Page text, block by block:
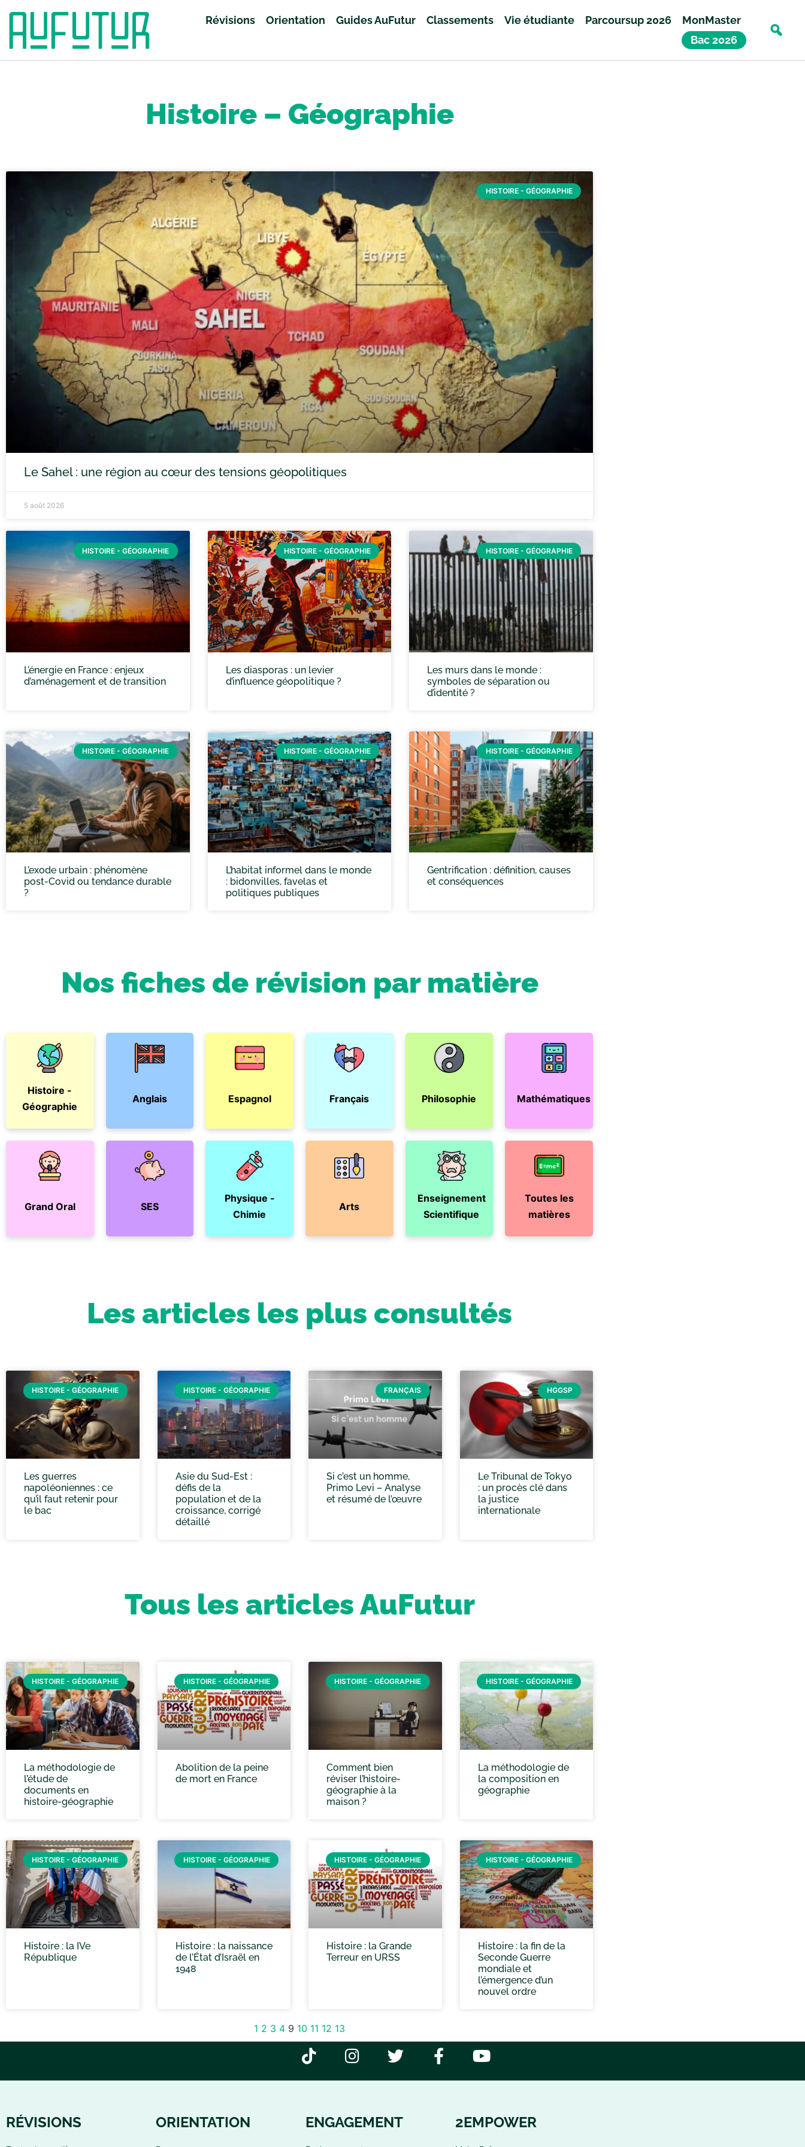
Révisions Orientation Guides AuFutur Classements Vie étudiante Parcoursup 2026
MonMaster
Bac 2026
Histoire – Géographie
HISTOIRE - GÉOGRAPHIE
Le Sahel : une région au cœur des tensions géopolitiques
5 août 2026
HISTOIRE - GÉOGRAPHIE
L’énergie en France : enjeux
d’aménagement et de transition
HISTOIRE - GÉOGRAPHIE
Les diasporas : un levier
d’influence géopolitique ?
HISTOIRE - GÉOGRAPHIE
Les murs dans le monde :
symboles de séparation ou
d’identité ?
HISTOIRE - GÉOGRAPHIE
L’exode urbain : phénomène
post-Covid ou tendance durable
?
HISTOIRE - GÉOGRAPHIE
L’habitat informel dans le monde
: bidonvilles, favelas et
politiques publiques
HISTOIRE - GÉOGRAPHIE
Gentrification : définition, causes
et conséquences
Nos fiches de révision par matière
Histoire -
Géographie
Anglais Espagnol Français Philosophie Mathématiques
Grand Oral SES
Physique -
Chimie
Arts
Enseignement
Scientifique
Toutes les
matières
Les articles les plus consultés
HISTOIRE - GÉOGRAPHIE
Les guerres
napoléoniennes : ce
qu’il faut retenir pour
le bac
HISTOIRE - GÉOGRAPHIE
Asie du Sud-Est :
défis de la
population et de la
croissance, corrigé
détaillé
FRANÇAIS
Si c’est un homme,
Primo Levi – Analyse
et résumé de l’œuvre
HGGSP
Le Tribunal de Tokyo
: un procès clé dans
la justice
internationale
Tous les articles AuFutur
HISTOIRE - GÉOGRAPHIE
La méthodologie de
l’étude de
documents en
histoire-géographie
HISTOIRE - GÉOGRAPHIE
Abolition de la peine
de mort en France
HISTOIRE - GÉOGRAPHIE
Comment bien
réviser l’histoire-
géographie à la
maison ?
HISTOIRE - GÉOGRAPHIE
La méthodologie de
la composition en
géographie
HISTOIRE - GÉOGRAPHIE
Histoire : la IVe
République
HISTOIRE - GÉOGRAPHIE
Histoire : la naissance
de l’État d’Israël en
1948
HISTOIRE - GÉOGRAPHIE
Histoire : la Grande
Terreur en URSS
HISTOIRE - GÉOGRAPHIE
Histoire : la fin de la
Seconde Guerre
mondiale et
l’émergence d’un
nouvel ordre
1 2 3 4 9 10 11 12 13
RÉVISIONS ORIENTATION ENGAGEMENT 2EMPOWER